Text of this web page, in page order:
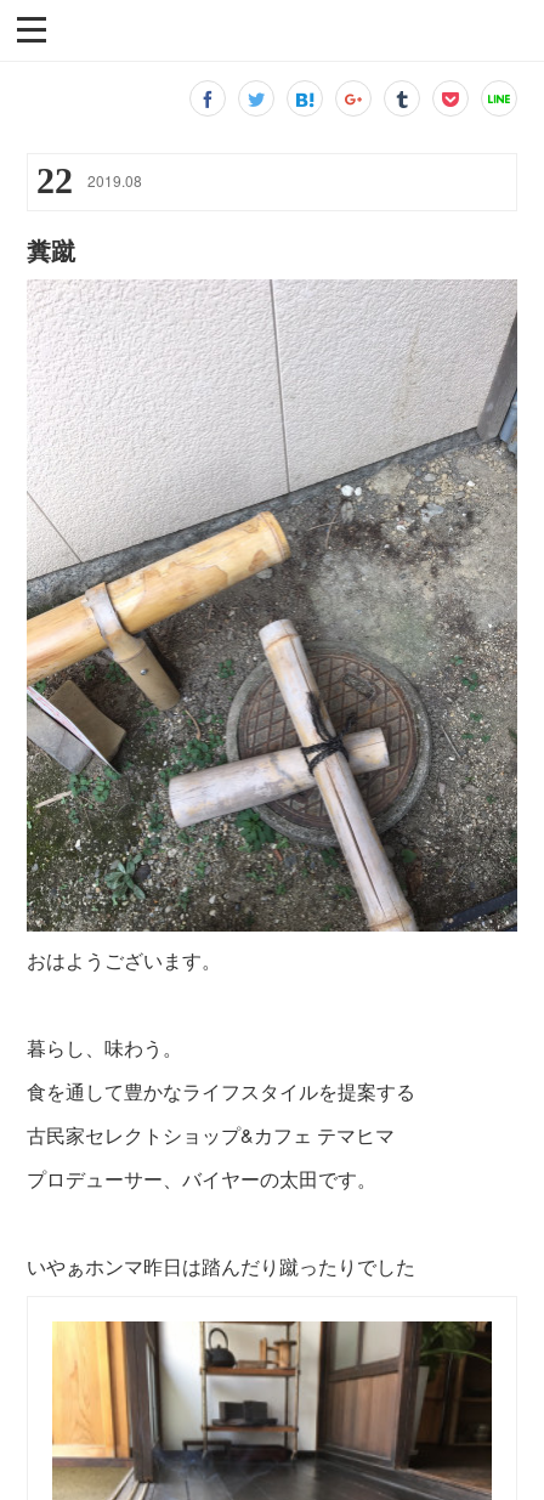
22 2019.08
糞蹴
おはようございます。
暮らし、味わう。
食を通して豊かなライフスタイルを提案する
古民家セレクトショップ&カフェ テマヒマ
プロデューサー、バイヤーの太田です。
いやぁホンマ昨日は踏んだり蹴ったりでした